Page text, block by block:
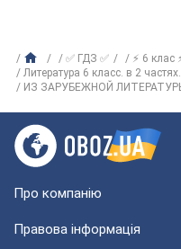
✅ ГДЗ ✅ ⚡ 6 клас
Литература 6 класс. в 2
ИЗ ЗАРУБЕЖНОЙ
Про компанію
Правова інформація